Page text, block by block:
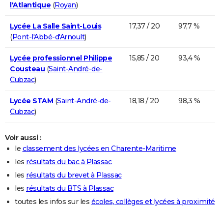
l'Atlantique (Royan)
Lycée La Salle Saint-Louis
(Pont-l'Abbé-d'Arnoult)
17,37 / 20 97,7 %
Lycée professionnel Philippe
Cousteau (Saint-André-de-
Cubzac)
15,85 / 20 93,4 %
Lycée STAM (Saint-André-de-
Cubzac)
18,18 / 20 98,3 %
Voir aussi :
le classement des lycées en Charente-Maritime
les résultats du bac à Plassac
les résultats du brevet à Plassac
les résultats du BTS à Plassac
toutes les infos sur les écoles, collèges et lycées à proximité